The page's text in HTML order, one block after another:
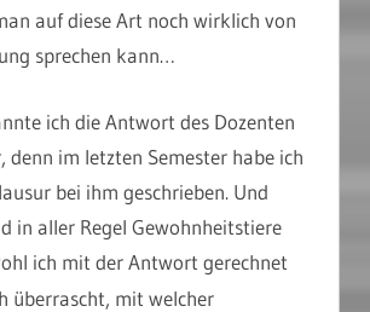
auf diese Art noch wirklich von
sprechen kann…
ich die Antwort des Dozenten
denn im letzten Semester habe ich
bei ihm geschrieben. Und
in aller Regel Gewohnheitstiere
ich mit der Antwort gerechnet
überrascht, mit welcher